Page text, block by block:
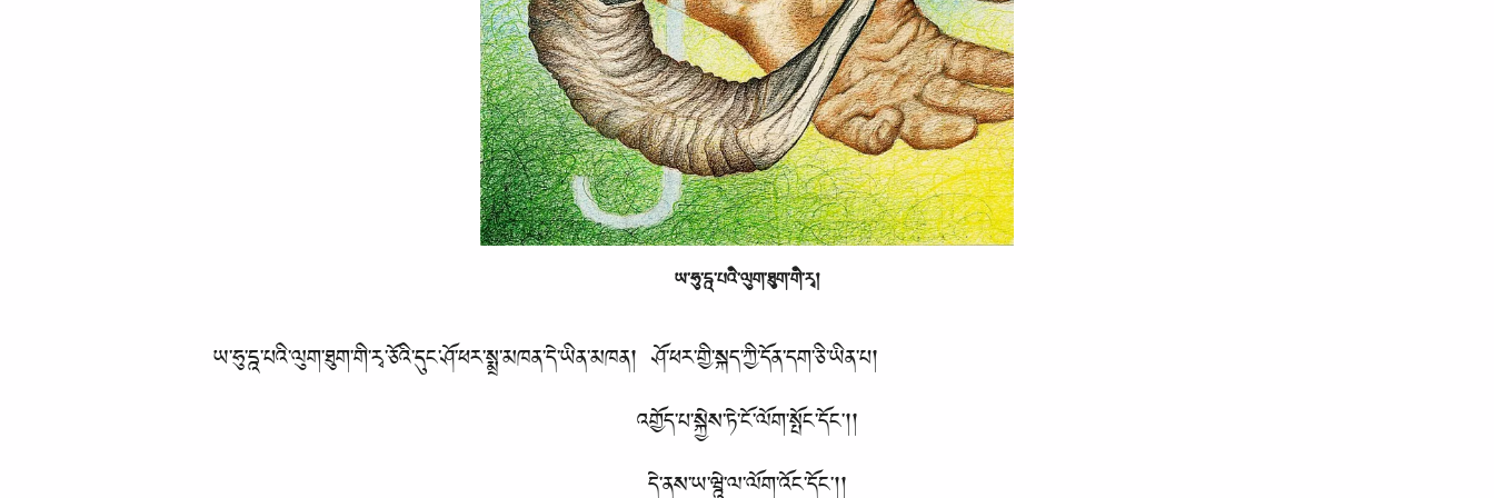
ཡ་ཧུ་དྰ་པའི་ལུག་ཐུག་གི་རྭ།
ཡ་ཧུ་དྰ་པའི་ལུག་ཐུག་གི་རྭ་ཅོའི་དུང་ཤོ་ཕར་སྨྲ་མཁན་དེ་ཡིན་མཁན། ཤོ་ཕར་གྱི་སྐད་ཀྱི་དོན་དག་ཅི་ཡིན་པ།
འགྱོད་པ་སྐྱེས་ཏེ་ངོ་ལོག་སྤོང་དོང་།།